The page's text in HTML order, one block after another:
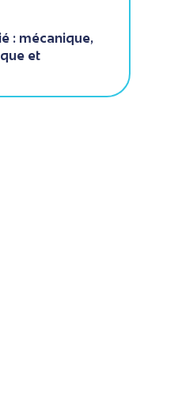
: mécanique,
et